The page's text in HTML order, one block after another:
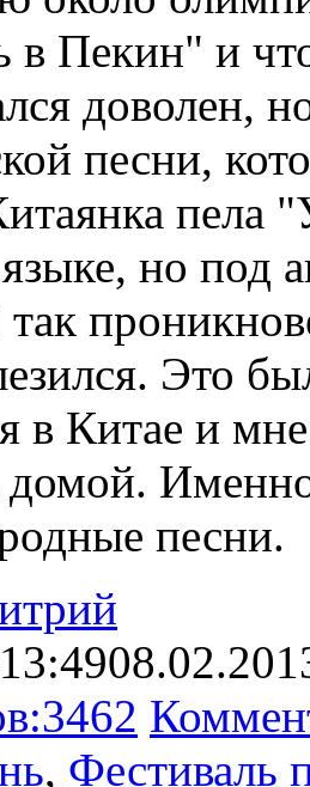
в Пекин" и
доволен,
песни,
но под
Это
в Китае и
домой.
песни.
13:49
3462
, Фестиваль